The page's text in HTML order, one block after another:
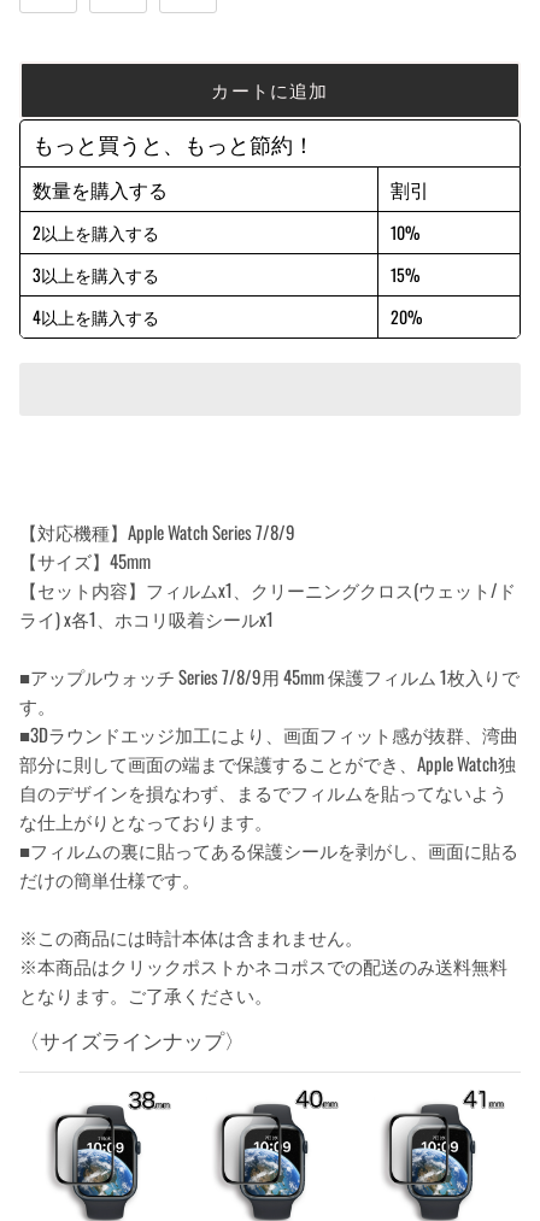
カートに追加
もっと買うと、もっと節約！
数量を購入する 割引
2以上を購入する
10%
3以上を購入する
15%
4以上を購入する
20%
【対応機種】Apple Watch Series 7/8/9
【サイズ】45mm
【セット内容】フィルムx1、クリーニングクロス(ウェット/ド
ライ) x各1、ホコリ吸着シールx1
■アップルウォッチ Series 7/8/9用 45mm 保護フィルム 1枚入りで
す。
■3Dラウンドエッジ加工により、画面フィット感が抜群、湾曲
部分に則して画面の端まで保護することができ、Apple Watch独
自のデザインを損なわず、まるでフィルムを貼ってないよう
な仕上がりとなっております。
■フィルムの裏に貼ってある保護シールを剥がし、画面に貼る
だけの簡単仕様です。
※この商品には時計本体は含まれません。
※本商品はクリックポストかネコポスでの配送のみ送料無料
となります。ご了承ください。
〈サイズラインナップ〉